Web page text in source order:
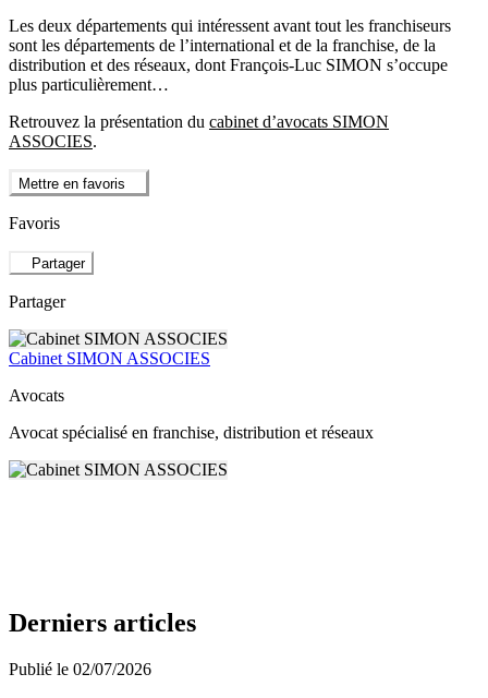
Les deux départements qui intéressent avant tout les franchiseurs
sont les départements de l’international et de la franchise, de la
distribution et des réseaux, dont François-Luc SIMON s’occupe
plus particulièrement…
Retrouvez la présentation du cabinet d’avocats SIMON
ASSOCIES.
Mettre en favoris
Favoris
Partager
Partager
Cabinet SIMON ASSOCIES
Avocats
Avocat spécialisé en franchise, distribution et réseaux
Derniers articles
Publié le 02/07/2026